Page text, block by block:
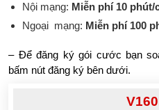
Nội mạng: Miễn phí 10 phút/
Ngoại mạng: Miễn phí 100
– Để đăng ký gói cước bạn
bấm nút đăng ký bên dưới.